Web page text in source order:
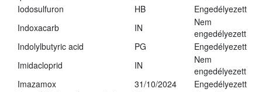
Iodosulfuron
HB
Engedélyezett
Indoxacarb
IN
Nem
engedélyezett
Indolylbutyric acid
PG
Engedélyezett
Imidacloprid
IN
Nem
engedélyezett
Imazamox
31/10/2024
Engedélyezett